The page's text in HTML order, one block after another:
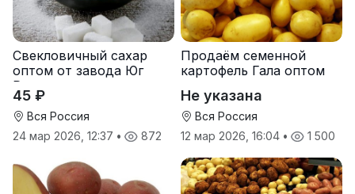
Свекловичный сахар
оптом от завода Юг
Руси
45 ₽
Вся Россия
24 мар 2026, 12:37 • 872
Продаём семенной
картофель Гала оптом
Не указана
Вся Россия
12 мар 2026, 16:04 • 1 500